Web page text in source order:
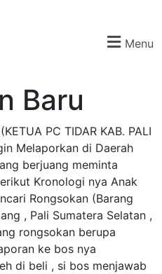
Menu
Baru
PC TIDAR KAB. PALI
Melaporkan di Daerah
berjuang meminta
Kronologi nya Anak
Rongsokan (Barang
, Pali Sumatera Selatan ,
rongsokan berupa
ke bos nya
di beli , si bos menjawab